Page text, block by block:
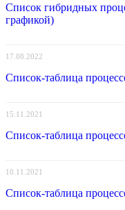
Список гибридных
графикой)
17.08.2022
Список-таблица
15.11.2021
Список-таблица
10.11.2021
Список-таблица